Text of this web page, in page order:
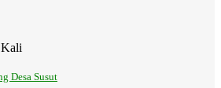
Desa Susut